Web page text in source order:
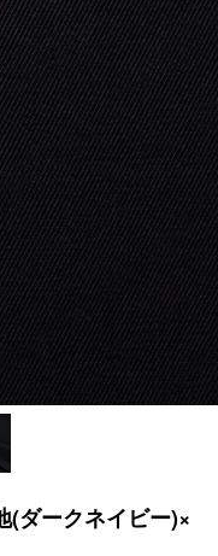
(ダークネイビー)×